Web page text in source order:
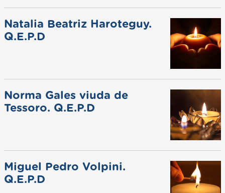
Natalia Beatriz Haroteguy.
Q.E.P.D
Norma Gales viuda de
Tessoro. Q.E.P.D
Miguel Pedro Volpini.
Q.E.P.D